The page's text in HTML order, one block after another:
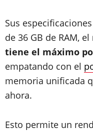
Sus
de 36 GB de RAM,
tiene el máximo
empatando con el
memoria unificada
ahora.
Esto permite un